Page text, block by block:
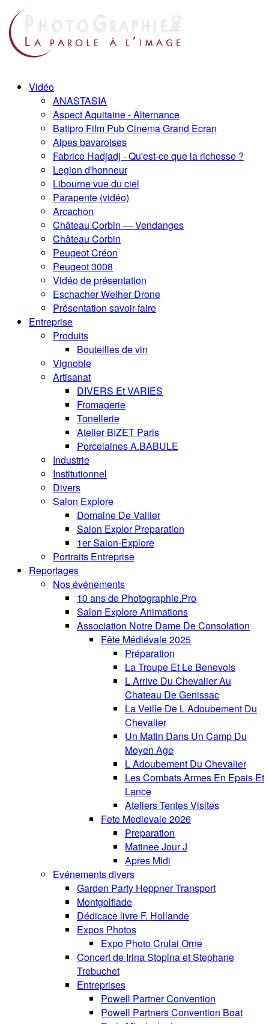
Vidéo
ANASTASIA
Aspect Aquitaine - Alternance
Batipro Film Pub Cinema Grand Ecran
Alpes bavaroises
Fabrice Hadjadj - Qu'est-ce que la richesse ?
Legion d'honneur
Libourne vue du ciel
Parapente (vidéo)
Arcachon
Château Corbin — Vendanges
Château Corbin
Peugeot Créon
Peugeot 3008
Vidéo de présentation
Eschacher Weiher Drone
Présentation savoir-faire
Entreprise
Produits
Bouteilles de vin
Vignoble
Artisanat
DIVERS Et VARIES
Fromagerie
Tonellerie
Atelier BIZET Paris
Porcelaines A.BABULE
Industrie
Institutionnel
Divers
Salon Explore
Domaine De Vallier
Salon Explor Preparation
1er Salon-Explore
Portraits Entreprise
Reportages
Nos événements
10 ans de Photographie.Pro
Salon Explore Animations
Association Notre Dame De Consolation
Fête Médiévale 2025
Préparation
La Troupe Et Le Benevols
L Arrive Du Chevalier Au
Chateau De Genissac
La Veille De L Adoubement Du
Chevalier
Un Matin Dans Un Camp Du
Moyen Age
L Adoubement Du Chevalier
Les Combats Armes En Epais Et
Lance
Ateliers Tentes Visites
Fete Medievale 2026
Preparation
Matinee Jour J
Apres Midi
Evénements divers
Garden Party Heppner Transport
Montgolfiade
Dédicace livre F. Hollande
Expos Photos
Expo Photo Crulai Orne
Concert de Irina Stopina et Stephane
Trebuchet
Entreprises
Powell Partner Convention
Powell Partners Convention Boat